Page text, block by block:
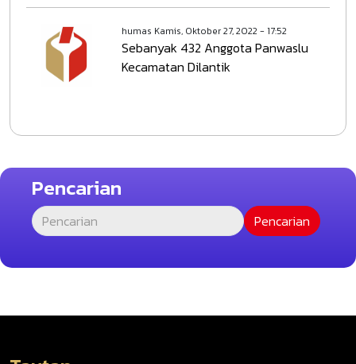
humas Kamis, Oktober 27, 2022 - 17:52
Sebanyak 432 Anggota Panwaslu
Kecamatan Dilantik
Pencarian